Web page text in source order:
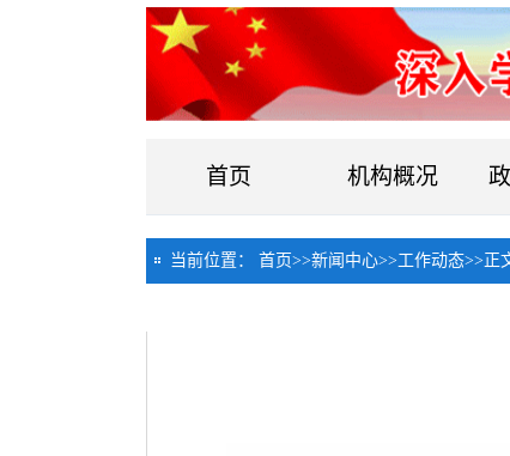
首页 机构概况
当前位置： 首页>>新闻中心>>工作动态>> 正